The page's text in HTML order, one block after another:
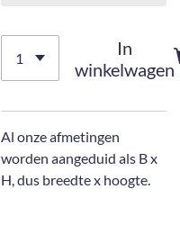
In
winkelwagen
Al onze afmetingen
worden aangeduid als B x
H, dus breedte x hoogte.